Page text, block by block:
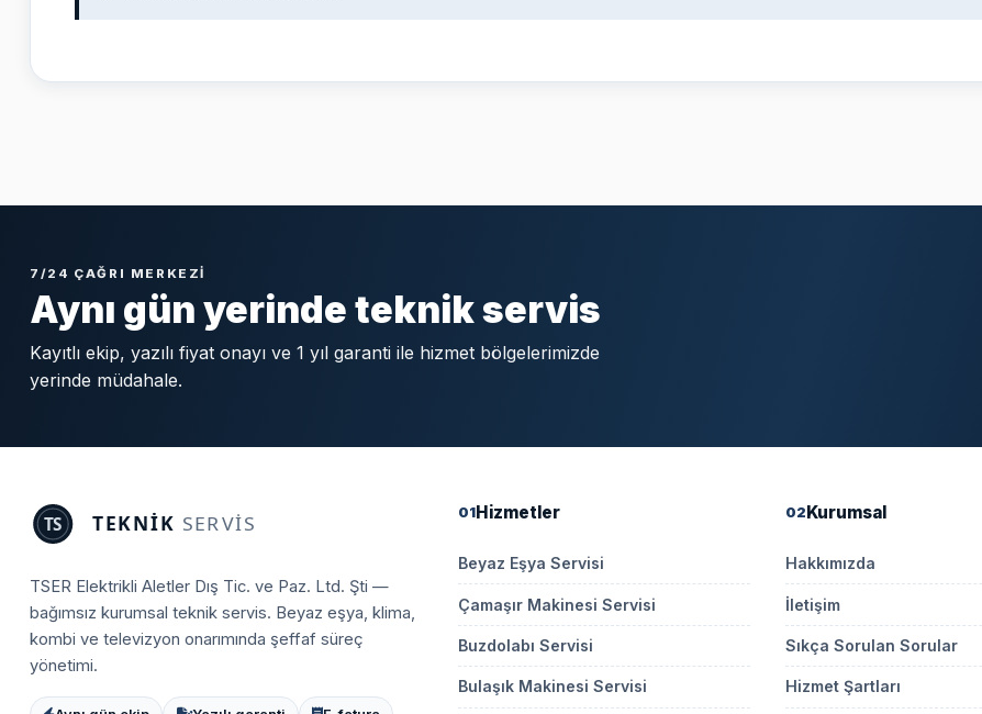
7/24 ÇAĞRI MERKEZI
Aynı gün yerinde teknik servis
Kayıtlı ekip, yazılı fiyat onayı ve 1 yıl garanti ile hizmet bölgelerimizde
yerinde müdahale.
TSER Elektrikli Aletler Dış Tic. ve Paz. Ltd. Şti —
bağımsız kurumsal teknik servis. Beyaz eşya, klima,
kombi ve televizyon onarımında şeffaf süreç
yönetimi.
01Hizmetler
Beyaz Eşya Servisi
Çamaşır Makinesi Servisi
Buzdolabı Servisi
Bulaşık Makinesi Servisi
02Kurumsal
Hakkımızda
İletişim
Sıkça Sorulan Sorular
Hizmet Şartları